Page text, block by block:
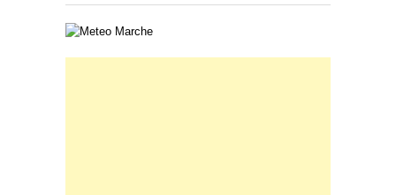
Carta meteorologica delle Marche